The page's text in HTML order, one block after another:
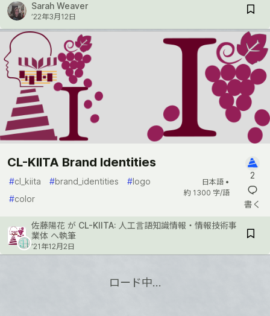
Sarah Weaver
’22年3月12日
CL-KIITA Brand Identities
#cl_kiita #brand_identities #logo
#color
日本語 •
約 1300 字/語
2
書く
佐藤陽花 が CL-KIITA: 人工言語知識情報・情報技術事
業体 へ執筆
’21年12月2日
ロード中…